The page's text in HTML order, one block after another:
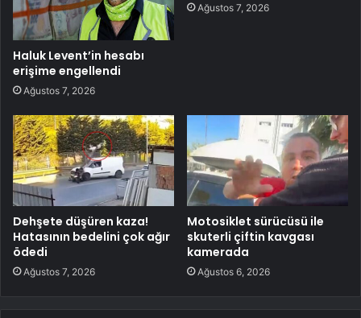
Haluk Levent’in hesabı
erişime engellendi
Ağustos 7, 2026
Ağustos 7, 2026
Dehşete düşüren kaza!
Hatasının bedelini çok ağır
ödedi
Ağustos 7, 2026
Motosiklet sürücüsü ile
skuterli çiftin kavgası
kamerada
Ağustos 6, 2026